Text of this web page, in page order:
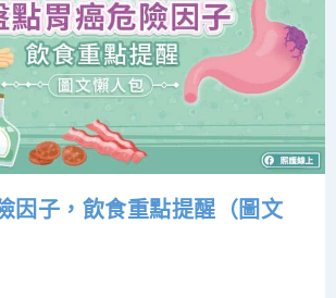
因子，飲食重點提醒（圖文